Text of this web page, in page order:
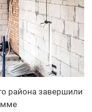
района завершили